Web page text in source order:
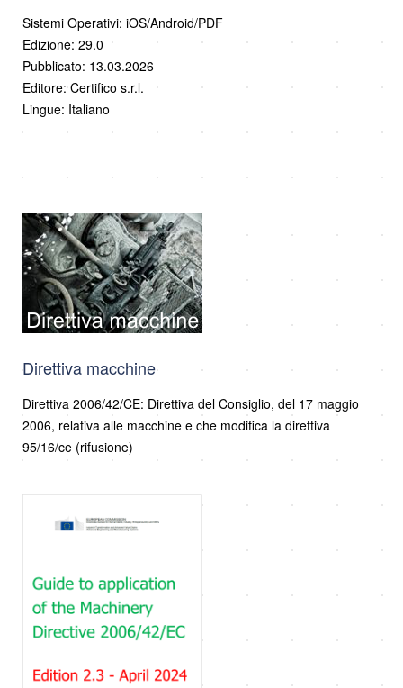
Sistemi Operativi: iOS/Android/PDF
Edizione: 29.0
Pubblicato: 13.03.2026
Editore: Certifico s.r.l.
Lingue: Italiano
Direttiva macchine
Direttiva 2006/42/CE: Direttiva del Consiglio, del 17 maggio
2006, relativa alle macchine e che modifica la direttiva
95/16/ce (rifusione)